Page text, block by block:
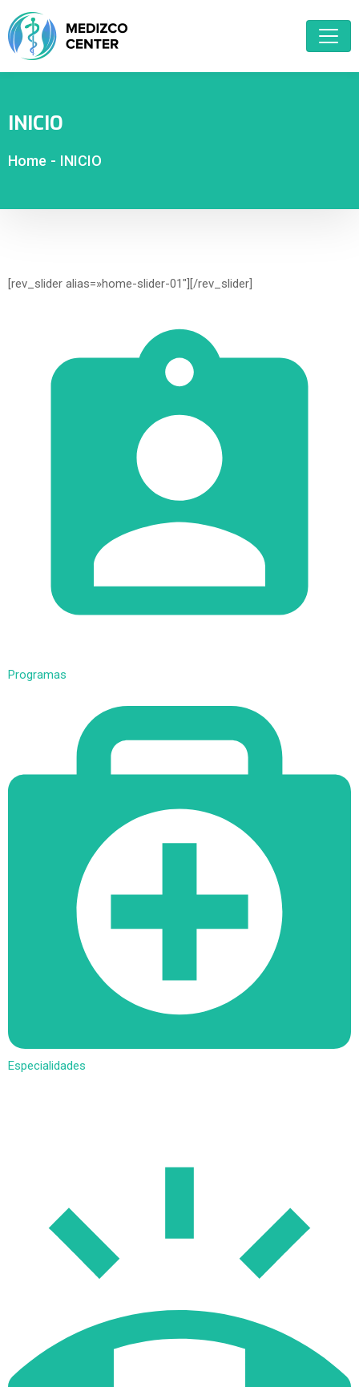
INICIO
Home - INICIO
[rev_slider alias=»home-slider-01″][/rev_slider]
Programas
Especialidades